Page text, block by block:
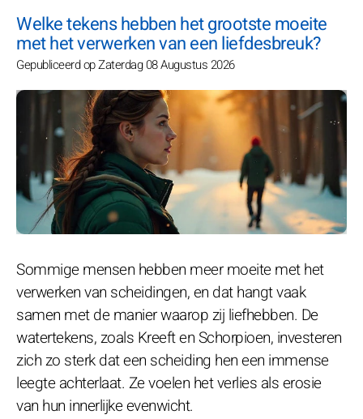
Welke tekens hebben het grootste moeite
met het verwerken van een liefdesbreuk?
Gepubliceerd op Zaterdag 08 Augustus 2026
Sommige mensen hebben meer moeite met het
verwerken van scheidingen, en dat hangt vaak
samen met de manier waarop zij liefhebben. De
watertekens, zoals Kreeft en Schorpioen, investeren
zich zo sterk dat een scheiding hen een immense
leegte achterlaat. Ze voelen het verlies als erosie
van hun innerlijke evenwicht.